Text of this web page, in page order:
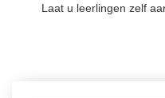
Laat u leerlingen zelf